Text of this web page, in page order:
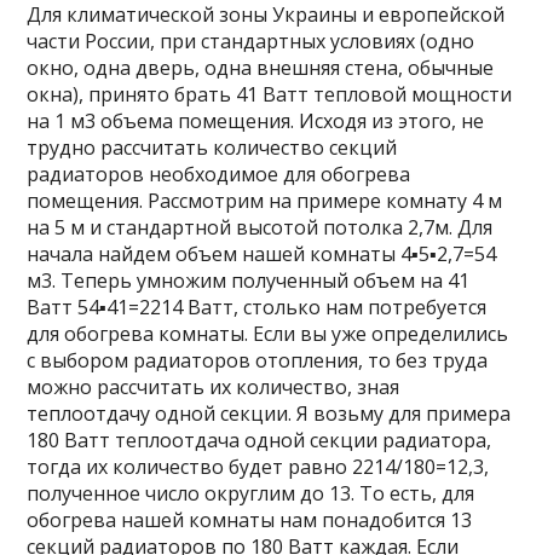
Для климатической зоны Украины и европейской
части России, при стандартных условиях (одно
окно, одна дверь, одна внешняя стена, обычные
окна), принято брать 41 Ватт тепловой мощности
на 1 м3 объема помещения. Исходя из этого, не
трудно рассчитать количество секций
радиаторов необходимое для обогрева
помещения. Рассмотрим на примере комнату 4 м
на 5 м и стандартной высотой потолка 2,7м. Для
начала найдем объем нашей комнаты 4▪5▪2,7=54
м3. Теперь умножим полученный объем на 41
Ватт 54▪41=2214 Ватт, столько нам потребуется
для обогрева комнаты. Если вы уже определились
с выбором радиаторов отопления, то без труда
можно рассчитать их количество, зная
теплоотдачу одной секции. Я возьму для примера
180 Ватт теплоотдача одной секции радиатора,
тогда их количество будет равно 2214/180=12,3,
полученное число округлим до 13. То есть, для
обогрева нашей комнаты нам понадобится 13
секций радиаторов по 180 Ватт каждая. Если